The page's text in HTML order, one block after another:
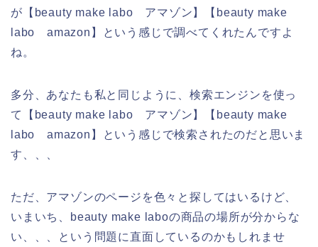
が【beauty make labo アマゾン】【beauty make
labo amazon】という感じで調べてくれたんですよ
ね。
多分、あなたも私と同じように、検索エンジンを使っ
て【beauty make labo アマゾン】【beauty make
labo amazon】という感じで検索されたのだと思いま
す、、、
ただ、アマゾンのページを色々と探してはいるけど、
いまいち、beauty make laboの商品の場所が分からな
い、、、という問題に直面しているのかもしれませ